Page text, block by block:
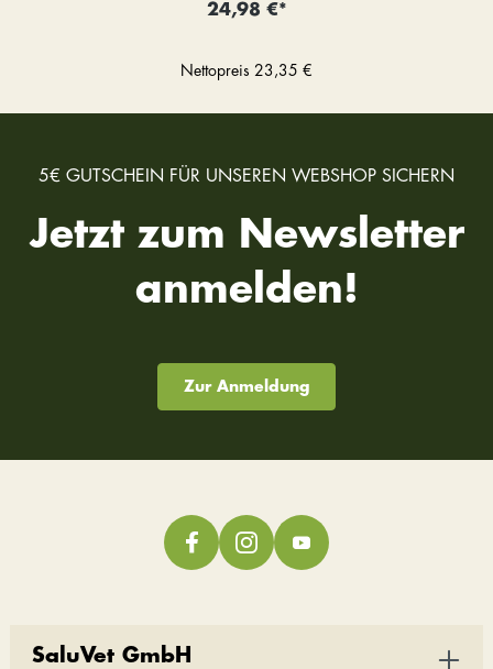
24,98 €*
Nettopreis 23,35 €
5€ GUTSCHEIN FÜR UNSEREN WEBSHOP SICHERN
Jetzt zum Newsletter
anmelden!
Zur Anmeldung
SaluVet GmbH